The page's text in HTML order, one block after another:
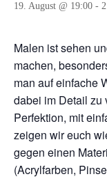
19. August @ 19:00 -
Malen ist sehen
machen,
man auf einfache
dabei im Detail zu
Perfektion, mit
zeigen wir euch
gegen einen
(Acrylfarben,